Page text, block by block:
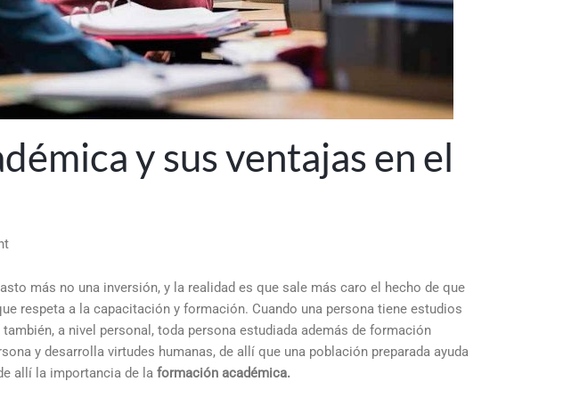
y sus ventajas en el
más no una inversión, y la realidad es que sale más caro el hecho de que
respeta a la capacitación y formación. Cuando una persona tiene estudios
a nivel personal, toda persona estudiada además de formación
y desarrolla virtudes humanas, de allí que una población preparada ayuda
allí la importancia de la formación académica.